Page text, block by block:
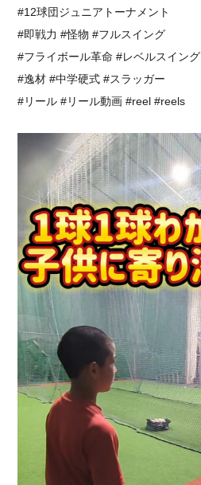
#12球団ジュニアトーナメント
#即戦力 #怪物 #フルスイング⁡
⁡#フライボール革命 #レベルスイング
#逸材 #中学硬式 #スラッガー
#リール #リール動画 #reel #reels